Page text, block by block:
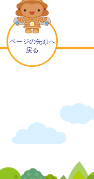
ページの先頭へ
戻る